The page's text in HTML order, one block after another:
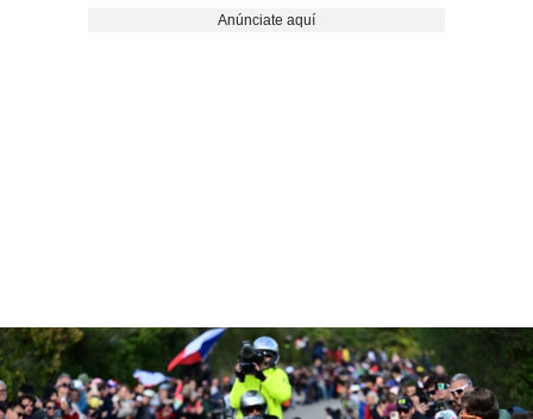
Anúnciate aquí